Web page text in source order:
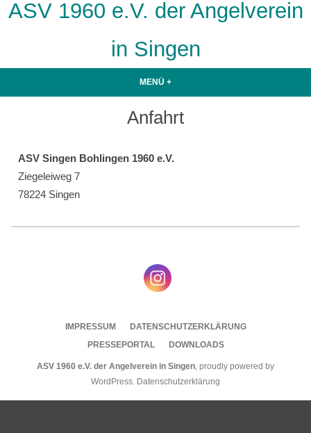
ASV 1960 e.V. der Angelverein
in Singen
MENÜ +
Anfahrt
ASV Singen Bohlingen 1960 e.V.
Ziegeleiweg 7
78224 Singen
IMPRESSUM
DATENSCHUTZERKLÄRUNG
PRESSEPORTAL
DOWNLOADS
ASV 1960 e.V. der Angelverein in Singen, proudly powered by
WordPress. Datenschutzerklärung